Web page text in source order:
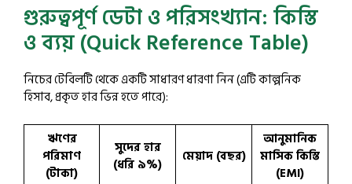
গুরুত্বপূর্ণ ডেটা ও পরিসংখ্যান: কিস্তি
ও ব্যয় (Quick Reference Table)
নিচের টেবিলটি থেকে একটি সাধারণ ধারণা নিন (এটি কাল্পনিক
হিসাব, প্রকৃত হার ভিন্ন হতে পারে):
ঋণের
পরিমাণ
(টাকা)
সুদের হার
(ধরি ৯%)
মেয়াদ (বছর)
আনুমানিক
মাসিক কিস্তি
(EMI)